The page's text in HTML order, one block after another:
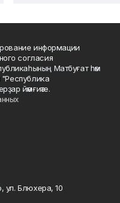
информации
согласия
Матбуғат һәм
"Республика
йәмғиәте.
ул. Блюхера, 10